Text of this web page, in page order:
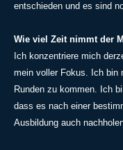
entschieden und es sind
Wie viel Zeit nimmt der
Ich konzentriere mich
mein voller Fokus. Ich bin
Runden zu kommen. Ich
dass es nach einer
Ausbildung auch